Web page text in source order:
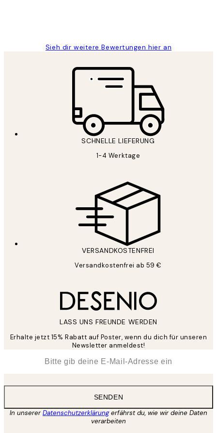
Sieh dir weitere Bewertungen hier an
SCHNELLE LIEFERUNG
1-4 Werktage
VERSANDKOSTENFREI
Versandkostenfrei ab 59 €
LASS UNS FREUNDE WERDEN
Erhalte jetzt 15% Rabatt auf Poster, wenn du dich für unseren
Newsletter anmeldest!
SENDEN
In unsererDatenschutzerklärungerfährst du, wie wir deine Daten
verarbeiten